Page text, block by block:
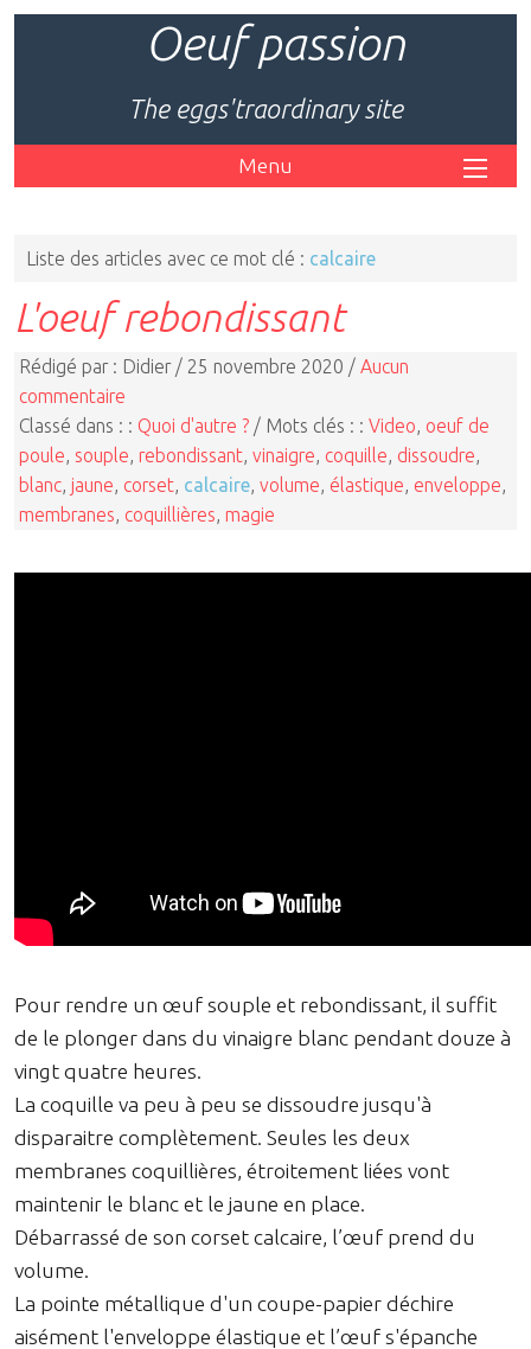
Oeuf passion
The eggs'traordinary site
Menu
Liste des articles avec ce mot clé : calcaire
L'oeuf rebondissant
Rédigé par : Didier / 25 novembre 2020 / Aucun
commentaire
Classé dans : : Quoi d'autre ? / Mots clés : : Video oeuf de
poule souple rebondissant vinaigre coquille dissoudre
blanc jaune corset calcaire volume élastique enveloppe
membranes coquillières magie
Pour rendre un œuf souple et rebondissant, il suffit
de le plonger dans du vinaigre blanc pendant douze à
vingt quatre heures.
La coquille va peu à peu se dissoudre jusqu'à
disparaitre complètement. Seules les deux
membranes coquillières, étroitement liées vont
maintenir le blanc et le jaune en place.
Débarrassé de son corset calcaire, l’œuf prend du
volume.
La pointe métallique d'un coupe-papier déchire
aisément l'enveloppe élastique et l’œuf s'épanche